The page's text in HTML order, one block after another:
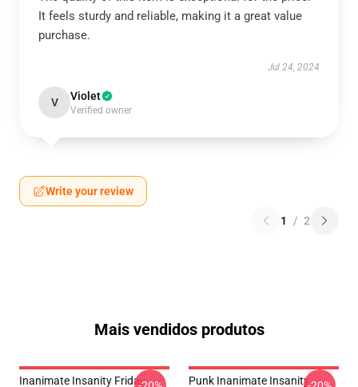
It feels sturdy and reliable, making it a great value
purchase.
Jul 24, 2024
V Violet
Verified owner
Write your review
1 / 2
Mais vendidos produtos
Inanimate Insanity Friday
Punk Inanimate Insanity